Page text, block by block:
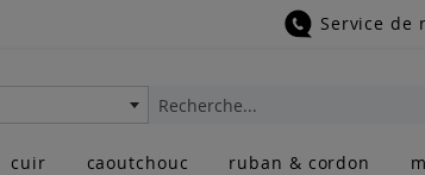
Service de
Rechercher
cuir caoutchouc ruban & cordon